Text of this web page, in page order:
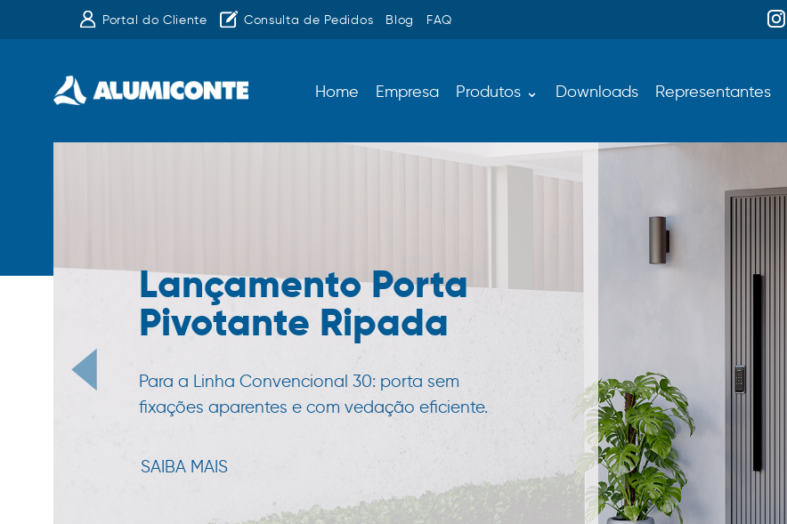
Portal do Cliente Consulta de Pedidos Blog FAQ
Home Empresa Produtos ⌄ Downloads Representantes
Lançamento Porta
Pivotante Ripada
Para a Linha Convencional 30: porta sem
fixações aparentes e com vedação eficiente.
SAIBA MAIS